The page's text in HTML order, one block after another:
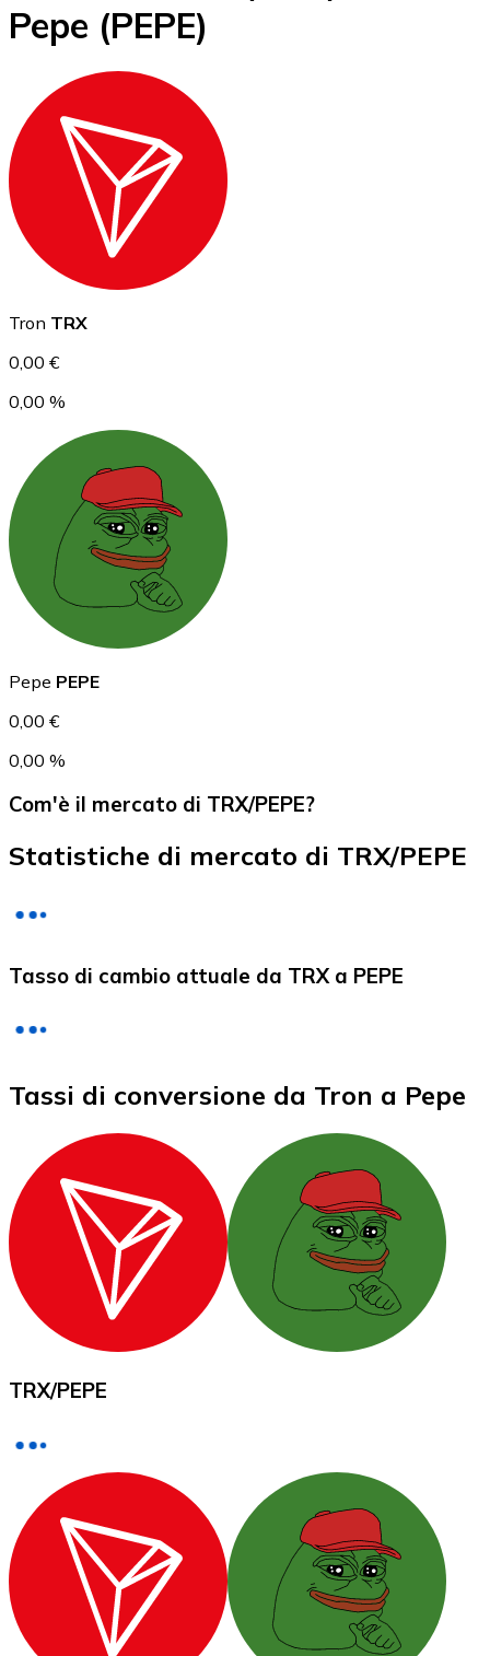
BTC
Ethereum
ETH
USD Coin
USDC
Vedi tutto
Acquista criptovalute in contanti e altri mezzi di
Acquista con contanti
Bonifico SEPA
Aggiungi fondi al tuo conto Bitnovo o fai acquisti
Acquista con bonifico bancario
Pepe (PEPE)
Tron TRX
0,00 €
0,00 %
Pepe PEPE
0,00 €
0,00 %
Com'è il mercato di TRX/PEPE?
Statistiche di mercato di TRX/PEPE
Tasso di cambio attuale da TRX a PEPE
Tassi di conversione da Tron a Pepe
TRX/PEPE